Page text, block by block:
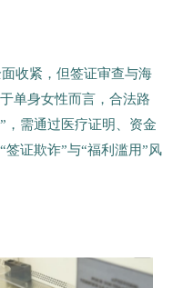
收紧，但签证审查与海
单身女性而言，合法路
，需通过医疗证明、资金
证欺诈”与“福利滥用”风